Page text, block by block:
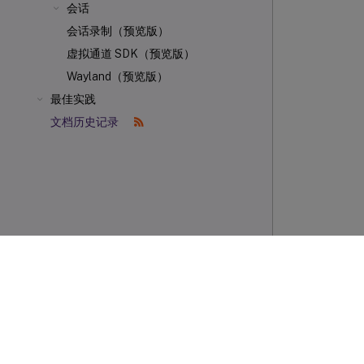
会话
会话录制（预览版）
虚拟通道 SDK（预览版）
Wayland（预览版）
最佳实践
文档历史记录